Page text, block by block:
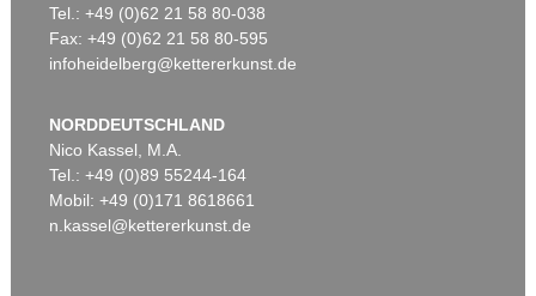
Tel.: +49 (0)62 21 58 80-038
Fax: +49 (0)62 21 58 80-595
infoheidelberg@kettererkunst.de
NORDDEUTSCHLAND
Nico Kassel, M.A.
Tel.: +49 (0)89 55244-164
Mobil: +49 (0)171 8618661
n.kassel@kettererkunst.de